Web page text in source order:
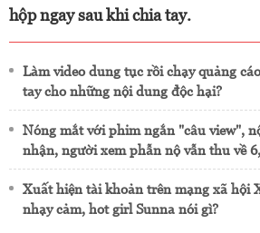
hộp ngay sau khi chia tay.
Làm video dung tục rồi chạy quảng
tay cho những nội dung độc hại?
Nóng mắt với phim ngắn "câu view",
nhận, người xem phẫn nộ vẫn thu về
Xuất hiện tài khoản trên mạng xã hội
nhạy cảm, hot girl Sunna nói gì?